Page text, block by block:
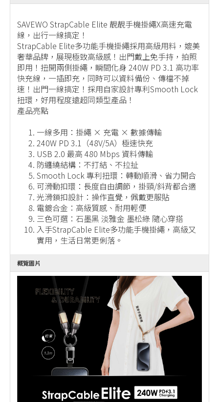
SAVEWO StrapCable Elite 靚靚手機掛繩X高速充電
線，出行一線搞定！
StrapCable Elite多功能手機掛繩採用高級用料，媲美
奢華品牌，展現極致高級感！出門戴上免手持，拍照
即用！扭開兩側掛繩，瞬間化身 240W PD 3.1 高功率
快充線，一插即充，同時可以資料備份、傳檔不掉
速！出門一線搞定！採用自家設計專利Smooth Lock
扭環，好用程度遠超同類型產品！
產品亮點
一線多用：掛繩 × 充電 × 數據傳輸
240W PD 3.1（48V/5A）極速快充
USB 2.0 最高 480 Mbps 資料傳輸
防纏繞結構：不打結、不拉扯
Smooth Lock 專利扭環：轉動順滑、省力開合
可滑動扣環：長度自由調節，掛頸/斜背都合適
光滑鎖扣設計：操作直覺，佩戴更服貼
電鍍合金：高級質感、耐用輕便
三色可選：石墨黑 淡雅金 墨松綠 隨心穿搭
入手StrapCable Elite多功能手機掛繩，高級又
實用，生活日常更俐落。
概覽圖片